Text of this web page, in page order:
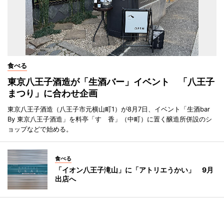
食べる
東京八王子酒造が「生酒バー」イベント 「八王子
まつり」に合わせ企画
東京八王子酒造（八王子市元横山町1）が8月7日、イベント「生酒bar
By 東京八王子酒造」を料亭「すゞ香」（中町）に置く醸造所併設のシ
ョップなどで始める。
食べる
「イオン八王子滝山」に「アトリエうかい」 9月
出店へ